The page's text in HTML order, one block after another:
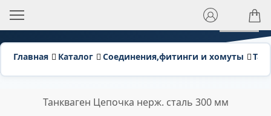
Главная Каталог Соединения,фитинги и хомуты
Танкваген Цепочка нерж. сталь 300 мм
Скидка 50%
Новинка